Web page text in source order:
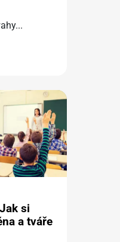
...
si
a tváře